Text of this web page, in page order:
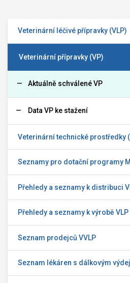
Veterinární léčivé přípravky (VLP)
Veterinární přípravky (VP)
Aktuálně schválené VP
Data VP ke stažení
Veterinární technické prostředky
Seznamy pro dotační programy
Přehledy a seznamy k distribuci
Přehledy a seznamy k výrobě VLP
Seznam prodejců VVLP
Seznam lékáren s dálkovým